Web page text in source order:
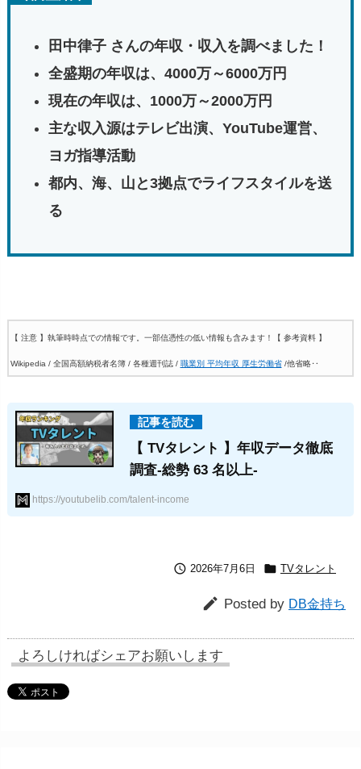
田中律子 さんの年収・収入を調べました！
全盛期の年収は、4000万～6000万 円
現在の年収は、 1000万～2000万 円
主な収入源はテレビ出演、YouTube運営、
ヨガ指導活動
都内、海、山と3拠点でライフスタイルを送
る
【 注意 】執筆時時点での情報です。一部信憑性の低い情報も含みます！ 【 参考資料 】
Wikipedia / 全国高額納税者名簿 / 各種週刊誌 / 職業別 平均年収 厚生労働省/他省略‥
【 TVタレント 】年収データ徹底
調査-総勢 63 名以上-
https://youtubelib.com/talent-income
 2026年7月6日  TVタレント
 Posted by DB金持ち
よろしければシェアお願いします